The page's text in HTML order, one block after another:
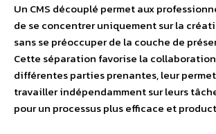
Un CMS découplé permet aux
de se concentrer uniquement sur la
sans se préoccuper de la couche de
Cette séparation favorise la
différentes parties prenantes, leur
travailler indépendamment sur leurs
pour un processus plus efficace et